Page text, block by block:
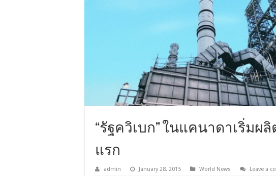
“รัฐควิเบก” ในแคนาดาเริ่มผ
แรก
admin January 28, 2015 World News Leave a